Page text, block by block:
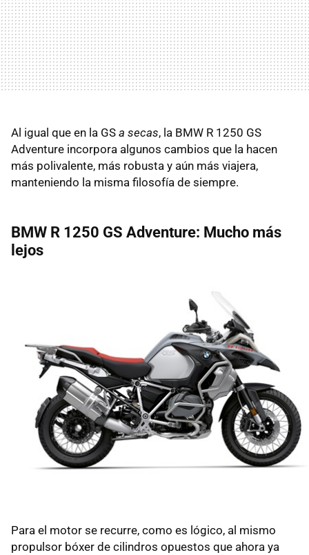
Al igual que en la GS a secas, la BMW R 1250 GS
Adventure incorpora algunos cambios que la hacen
más polivalente, más robusta y aún más viajera,
manteniendo la misma filosofía de siempre.
BMW R 1250 GS Adventure: Mucho más
lejos
Para el motor se recurre, como es lógico, al mismo
propulsor bóxer de cilindros opuestos que ahora ya